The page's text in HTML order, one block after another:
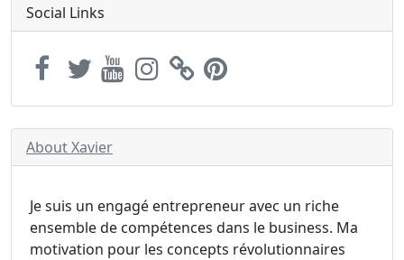
Social Links
About Xavier
Je suis un engagé entrepreneur avec un riche
ensemble de compétences dans le business. Ma
motivation pour les concepts révolutionnaires